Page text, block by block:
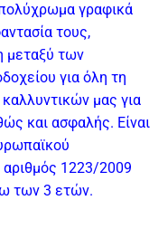
γραφικά
τους,
μεταξύ των
για όλη τη
μας για
και ασφαλής. Είναι
αριθμός 1223/2009
των 3 ετών.